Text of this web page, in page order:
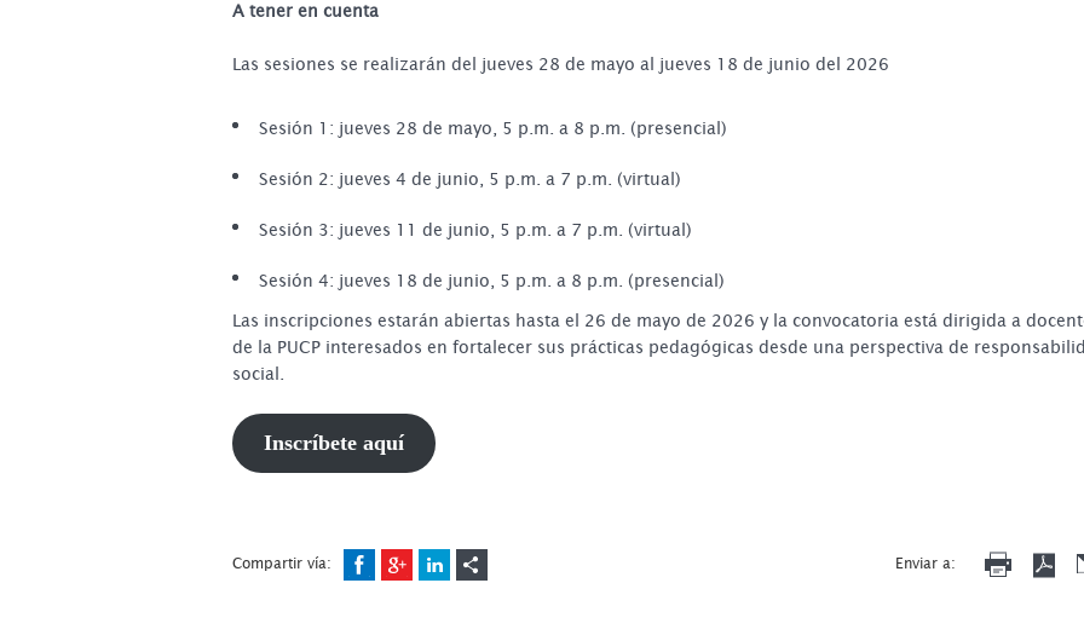
A tener en cuenta
Las sesiones se realizarán del jueves 28 de mayo al jueves 18 de junio del 2026
Sesión 1: jueves 28 de mayo, 5 p.m. a 8 p.m. (presencial)
Sesión 2: jueves 4 de junio, 5 p.m. a 7 p.m. (virtual)
Sesión 3: jueves 11 de junio, 5 p.m. a 7 p.m. (virtual)
Sesión 4: jueves 18 de junio, 5 p.m. a 8 p.m. (presencial)
Las inscripciones estarán abiertas hasta el 26 de mayo de 2026 y la convocatoria está dirigida a
de la PUCP interesados en fortalecer sus prácticas pedagógicas desde una perspectiva de
social.
Inscríbete aquí
Compartir vía: Enviar a: